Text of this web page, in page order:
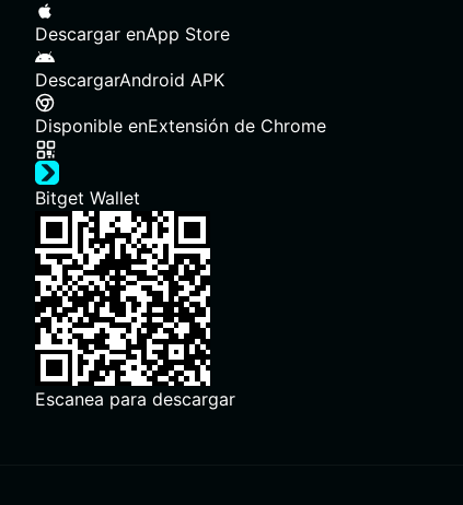
Descargar enApp Store
DescargarAndroid APK
Disponible enExtensión de Chrome
Bitget Wallet
Escanea para descargar